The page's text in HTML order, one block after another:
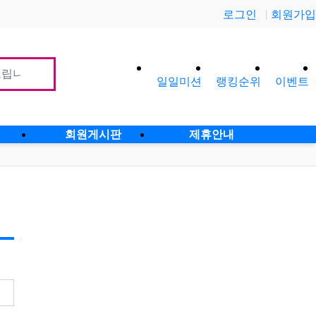
로그인 회원가입
일일미션 랭킹순위 이벤트
회원게시판 제휴안내